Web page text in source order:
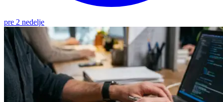
pre 2 nedelje